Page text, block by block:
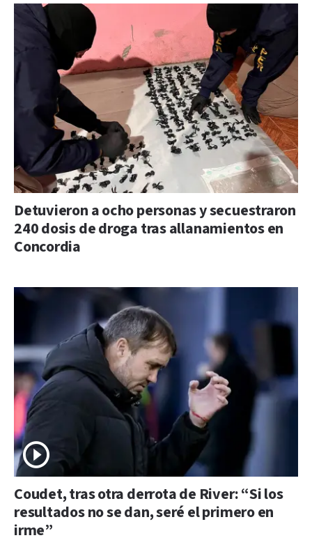
Detuvieron a ocho personas y secuestraron
240 dosis de droga tras allanamientos en
Concordia
Coudet, tras otra derrota de River: “Si los
resultados no se dan, seré el primero en
irme”